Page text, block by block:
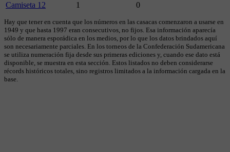
Camiseta 12
1 0
Hay que tener en cuenta que los números en las casacas comenzaron a usarse en
1949 y que hasta 1997 eran consecutivos, no fijos. Esa información aparecía
sólo de manera esporádica en los medios, por lo que los datos brindados aquí
son necesariamente parciales. En los torneos de la Confederación Sudamericana
se utiliza numeración fija desde sus primeras ediciones y, cuando ese dato está
disponible, se muestra en esta sección. Estos listados no deben considerarse
récords históricos totales, sino registros limitados a la información cargada en la
base.